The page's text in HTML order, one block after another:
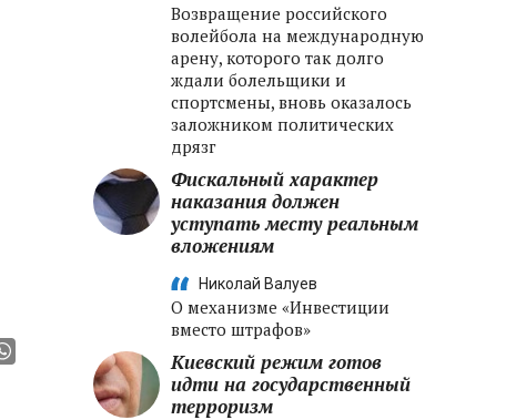
Возвращение российского
волейбола на международную
арену, которого так долго
ждали болельщики и
спортсмены, вновь оказалось
заложником политических
дрязг
Фискальный характер
наказания должен
уступать месту реальным
вложениям
Николай Валуев
О механизме «Инвестиции
вместо штрафов»
Киевский режим готов
идти на государственный
терроризм